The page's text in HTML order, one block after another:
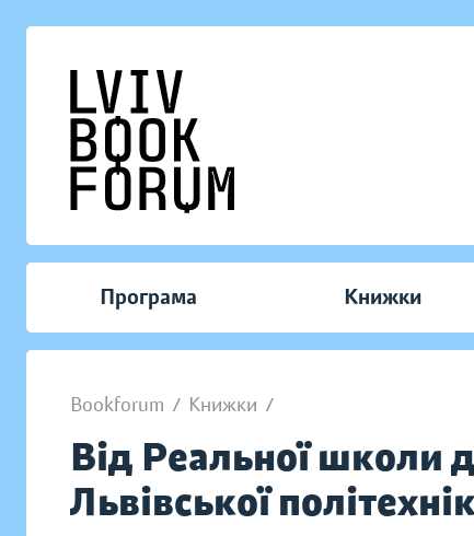
Програма Книжки
Bookforum / Книжки /
Від Реальної школи
Львівської